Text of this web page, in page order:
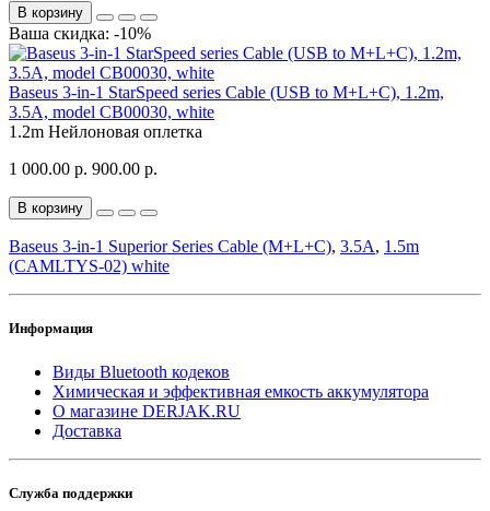
В корзину
Ваша скидка: -10%
Baseus 3-in-1 StarSpeed series Cable (USB to M+L+C), 1.2m,
3.5A, model CB00030, white
1.2m Нейлоновая оплетка
1 000.00 р. 900.00 р.
В корзину
Baseus 3-in-1 Superior Series Cable (M+L+C), 3.5A, 1.5m
(CAMLTYS-02) white
Информация
Виды Bluetooth кодеков
Химическая и эффективная емкость аккумулятора
О магазине DERJAK.RU
Доставка
Служба поддержки